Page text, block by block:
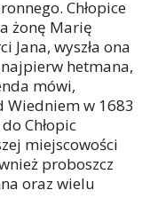
Chłopice
żonę Marię
Jana, wyszła ona
najpierw hetmana,
mówi,
Wiedniem w 1683
Chłopic
miejscowości
proboszcz
oraz wielu